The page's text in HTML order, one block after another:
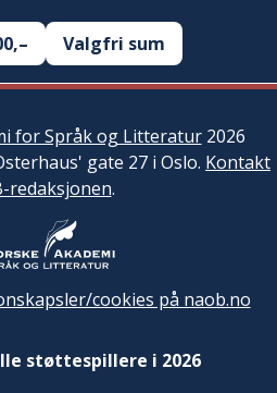
Valgfri sum
for Språk og Litteratur2026
gate 27 i Oslo. Kontakt
redaksjonen.
cookies på naob.no
støttespillere i 2026